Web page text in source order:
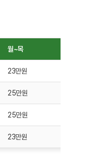
월~목
23만원
25만원
25만원
23만원